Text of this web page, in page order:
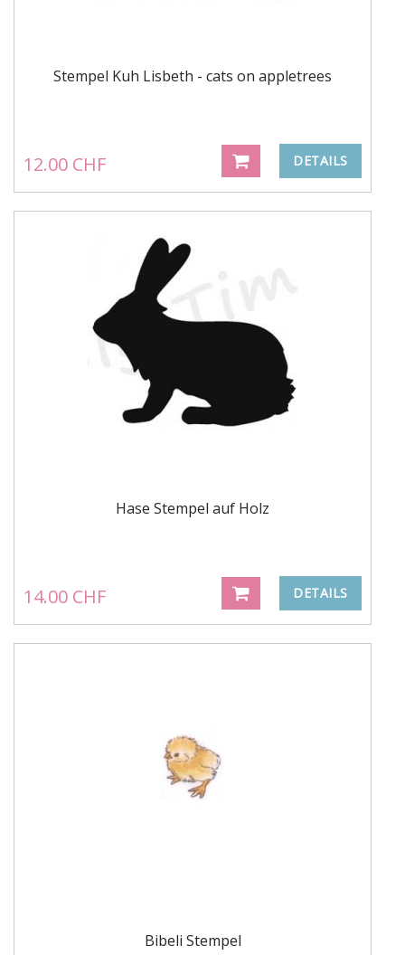
Stempel Kuh Lisbeth - cats on appletrees
12.00 CHF DETAILS
Hase Stempel auf Holz
14.00 CHF DETAILS
Bibeli Stempel